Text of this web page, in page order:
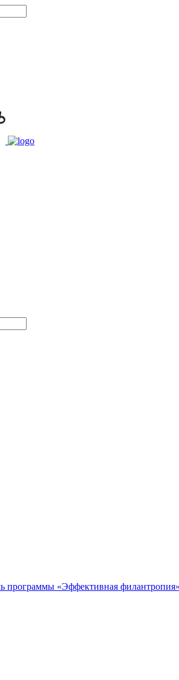
«Эффективная